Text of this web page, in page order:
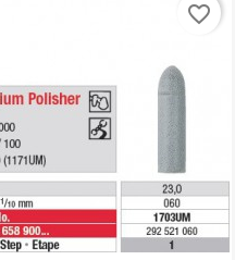
favorite_border